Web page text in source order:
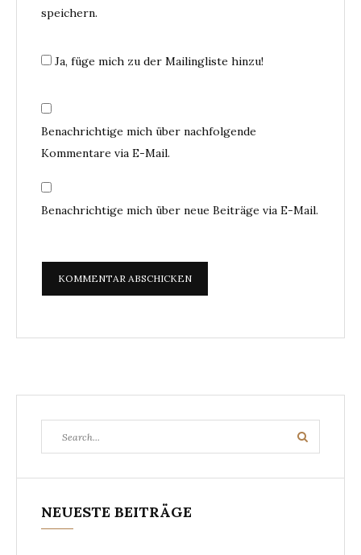
speichern.
Ja, füge mich zu der Mailingliste hinzu!
Benachrichtige mich über nachfolgende
Kommentare via E-Mail.
Benachrichtige mich über neue Beiträge via E-Mail.
for:
Search
NEUESTE BEITRÄGE